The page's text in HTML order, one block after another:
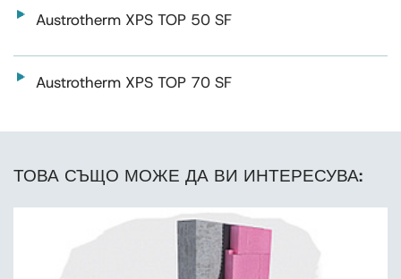
Austrotherm XPS TOP 50 SF
Austrotherm XPS TOP 70 SF
ТОВА СЪЩО МОЖЕ ДА ВИ ИНТЕРЕСУВА: